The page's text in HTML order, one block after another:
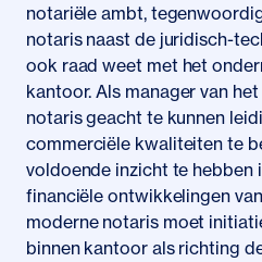
notariële ambt,
notaris naast de juridisch-
ook raad weet met het
kantoor. Als manager van
notaris geacht te kunnen
commerciële kwaliteiten te
voldoende inzicht te hebben
financiële ontwikkelingen
moderne notaris moet
binnen kantoor als richting